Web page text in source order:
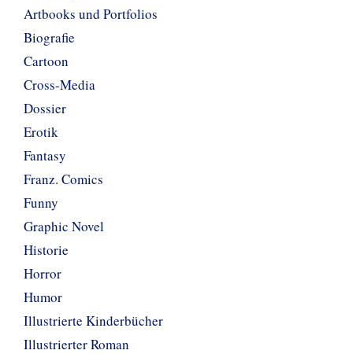
Artbooks und Portfolios
Biografie
Cartoon
Cross-Media
Dossier
Erotik
Fantasy
Franz. Comics
Funny
Graphic Novel
Historie
Horror
Humor
Illustrierte Kinderbücher
Illustrierter Roman